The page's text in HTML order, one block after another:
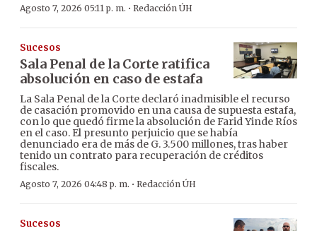
Agosto 7, 2026 05:11 p. m. · Redacción ÚH
Sucesos
Sala Penal de la Corte ratifica
absolución en caso de estafa
La Sala Penal de la Corte declaró inadmisible el recurso
de casación promovido en una causa de supuesta estafa,
con lo que quedó firme la absolución de Farid Yinde Ríos
en el caso. El presunto perjuicio que se había
denunciado era de más de G. 3.500 millones, tras haber
tenido un contrato para recuperación de créditos
fiscales.
Agosto 7, 2026 04:48 p. m. · Redacción ÚH
Sucesos